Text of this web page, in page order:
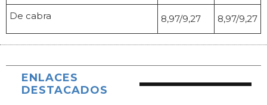
De cabra 8,97/9,27 8,97/9,27
ENLACES
DESTACADOS